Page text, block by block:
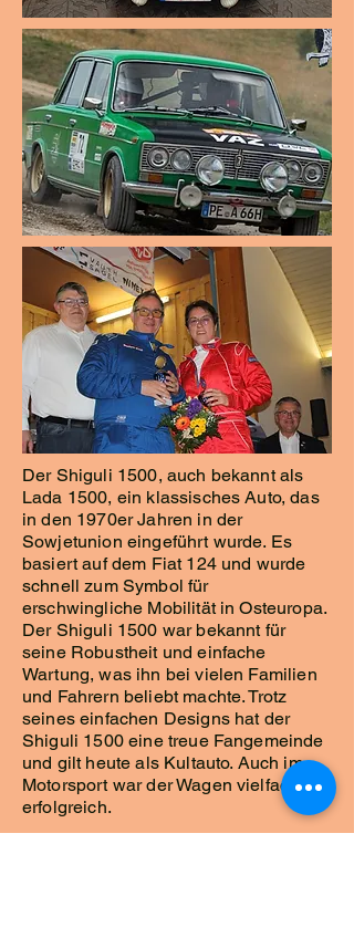
Der Shiguli 1500, auch bekannt als
Lada 1500, ein klassisches Auto, das
in den 1970er Jahren in der
Sowjetunion eingeführt wurde. Es
basiert auf dem Fiat 124 und wurde
schnell zum Symbol für
erschwingliche Mobilität in Osteuropa.
Der Shiguli 1500 war bekannt für
seine Robustheit und einfache
Wartung, was ihn bei vielen Familien
und Fahrern beliebt machte. Trotz
seines einfachen Designs hat der
Shiguli 1500 eine treue Fangemeinde
und gilt heute als Kultauto. Auch im
Motorsport war der Wagen vielfach
erfolgreich.